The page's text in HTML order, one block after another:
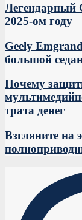
Легендарный
2025-ом году
Geely
большой
Почему
трата денег
Взгляните на